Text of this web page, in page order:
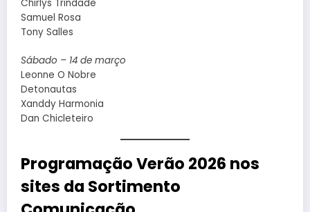
Chirlys Trindade
Samuel Rosa
Tony Salles
Sábado – 14 de março
Leonne O Nobre
Detonautas
Xanddy Harmonia
Dan Chicleteiro
Programação Verão 2026 nos
sites da Sortimento